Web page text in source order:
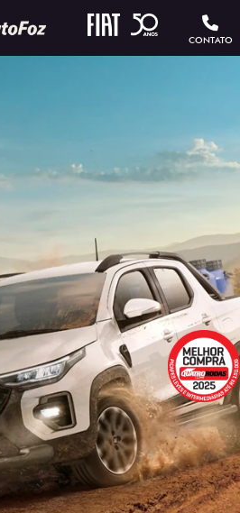
CONTATO